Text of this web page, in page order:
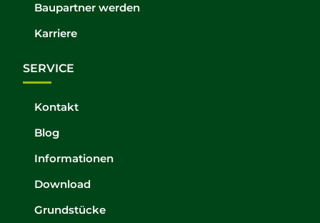
Baupartner werden
Karriere
SERVICE
Kontakt
Blog
Informationen
Download
Grundstücke